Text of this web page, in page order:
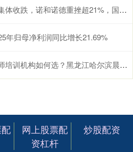
，诺和诺德重挫超21%，国际油价涨超3%
年归母净利润同比增长21.69%
构如何选？黑龙江哈尔滨晨光学校口碑出众
网上股票配
资杠杆
炒股配资